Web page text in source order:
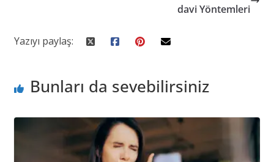
davi Yöntemleri
Yazıyı paylaş:
Bunları da sevebilirsiniz